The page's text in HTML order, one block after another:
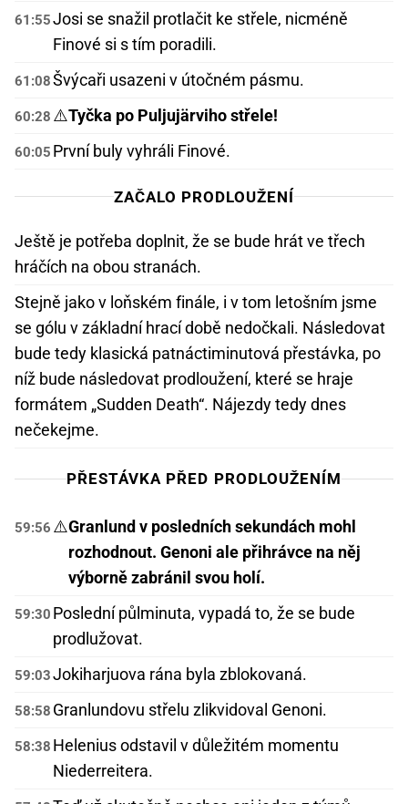
61:55Josi se snažil protlačit ke střele, nicméně
Finové si s tím poradili.
61:08Švýcaři usazeni v útočném pásmu.
60:28 ⚠️Tyčka po Puljujärviho střele!
60:05 První buly vyhráli Finové.
ZAČALO PRODLOUŽENÍ
Ještě je potřeba doplnit, že se bude hrát ve třech
hráčích na obou stranách.
Stejně jako v loňském finále, i v tom letošním jsme
se gólu v základní hrací době nedočkali. Následovat
bude tedy klasická patnáctiminutová přestávka, po
níž bude následovat prodloužení, které se hraje
formátem „Sudden Death“. Nájezdy tedy dnes
nečekejme.
PŘESTÁVKA PŘED PRODLOUŽENÍM
59:56 ⚠️Granlund v posledních sekundách mohl
rozhodnout. Genoni ale přihrávce na něj
výborně zabránil svou holí.
59:30 Poslední půlminuta, vypadá to, že se bude
prodlužovat.
59:03Jokiharjuova rána byla zblokovaná.
58:58 Granlundovu střelu zlikvidoval Genoni.
58:38 Helenius odstavil v důležitém momentu
Niederreitera.